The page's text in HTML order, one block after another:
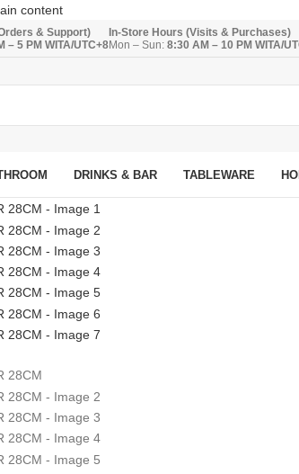
content
& Support)
– 5 PM WITA/UTC+8
In-Store Hours (Visits & Purchases)
Mon – Sun: 8:30 AM – 10 PM WITA/
DRINKS & BAR TABLEWARE